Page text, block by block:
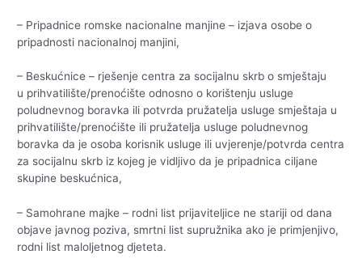
– Pripadnice romske nacionalne manjine – izjava osobe o
pripadnosti nacionalnoj manjini,
– Beskućnice – rješenje centra za socijalnu skrb o smještaju
u prihvatilište/prenoćište odnosno o korištenju usluge
poludnevnog boravka ili potvrda pružatelja usluge smještaja u
prihvatilište/prenoćište ili pružatelja usluge poludnevnog
boravka da je osoba korisnik usluge ili uvjerenje/potvrda centra
za socijalnu skrb iz kojeg je vidljivo da je pripadnica ciljane
skupine beskućnica,
– Samohrane majke – rodni list prijaviteljice ne stariji od dana
objave javnog poziva, smrtni list supružnika ako je primjenjivo,
rodni list maloljetnog djeteta.